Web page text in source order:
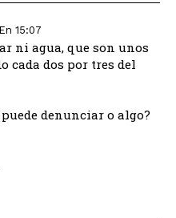
15:07
ni agua, que son unos
cada dos por tres del
denunciar o algo?